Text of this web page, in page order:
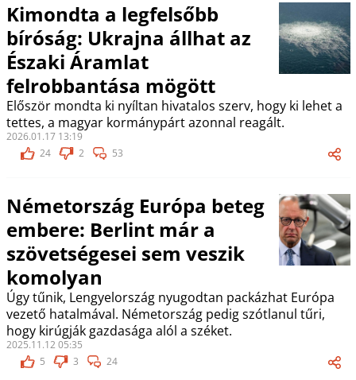
Kimondta a legfelsőbb
bíróság: Ukrajna állhat az
Északi Áramlat
felrobbantása mögött
Először mondta ki nyíltan hivatalos szerv, hogy ki lehet a
tettes, a magyar kormánypárt azonnal reagált.
2026.01.17 13:19
24
2 53
Németország Európa beteg
embere: Berlint már a
szövetségesei sem veszik
komolyan
Úgy tűnik, Lengyelország nyugodtan packázhat Európa
vezető hatalmával. Németország pedig szótlanul tűri,
hogy kirúgják gazdasága alól a széket.
2025.11.12 05:35
5
3 24